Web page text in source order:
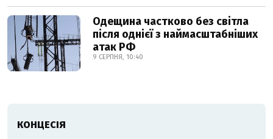
Одещина частково без світла
після однієї з наймасштабніших
атак РФ
9 СЕРПНЯ, 10:40
КОНЦЕСІЯ